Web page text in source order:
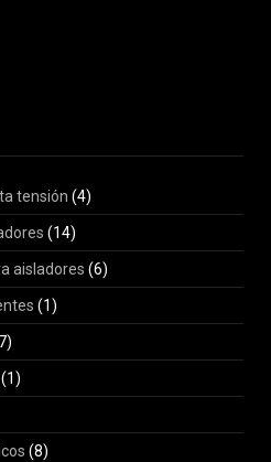
tensión (4)
(14)
aisladores (6)
(1)
(1)
(8)